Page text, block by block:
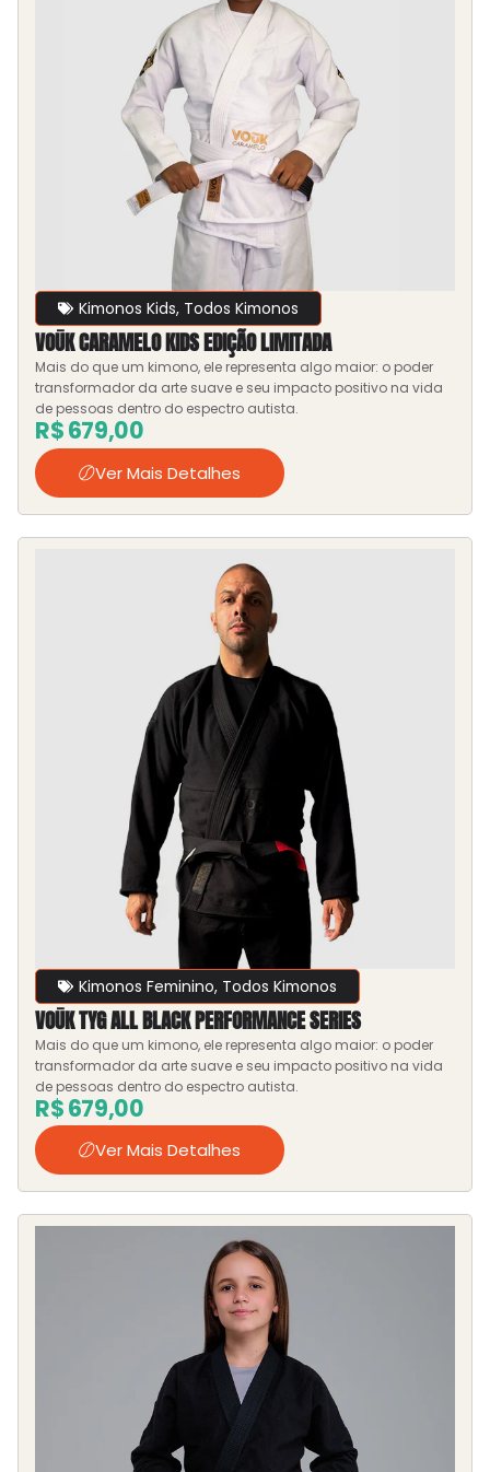
Kimonos Kids, Todos Kimonos
VOŪK CARAMELO KIDS EDIÇÃO LIMITADA
Mais do que um kimono, ele representa algo maior: o poder
transformador da arte suave e seu impacto positivo na vida
de pessoas dentro do espectro autista.
R$679,00
Ver Mais Detalhes
Kimonos Feminino, Todos Kimonos
VOŪK TYG ALL BLACK PERFORMANCE SERIES
Mais do que um kimono, ele representa algo maior: o poder
transformador da arte suave e seu impacto positivo na vida
de pessoas dentro do espectro autista.
R$679,00
Ver Mais Detalhes